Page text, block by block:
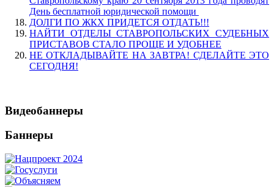
День бесплатной юридической помощи
ДОЛГИ ПО ЖКХ ПРИДЕТСЯ ОТДАТЬ!!!
НАЙТИ ОТДЕЛЫ СТАВРОПОЛЬСКИХ СУДЕБНЫХ
ПРИСТАВОВ СТАЛО ПРОЩЕ И УДОБНЕЕ
НЕ ОТКЛАДЫВАЙТЕ НА ЗАВТРА! СДЕЛАЙТЕ ЭТО
СЕГОДНЯ!
Видеобаннеры
Баннеры